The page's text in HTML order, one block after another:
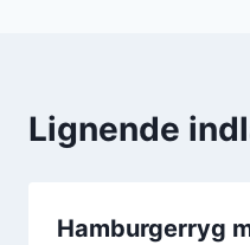
Lignende
Hamburgerryg